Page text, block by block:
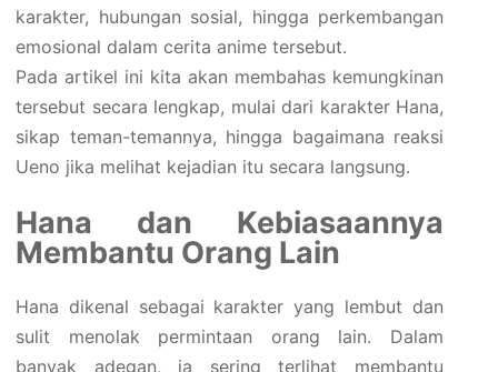
karakter, hubungan sosial, hingga perkembangan
emosional dalam cerita anime tersebut.
Pada artikel ini kita akan membahas kemungkinan
tersebut secara lengkap, mulai dari karakter Hana,
sikap teman-temannya, hingga bagaimana reaksi
Ueno jika melihat kejadian itu secara langsung.
Hana dan Kebiasaannya
Membantu Orang Lain
Hana dikenal sebagai karakter yang lembut dan
sulit menolak permintaan orang lain. Dalam
banyak adegan, ia sering terlihat membantu